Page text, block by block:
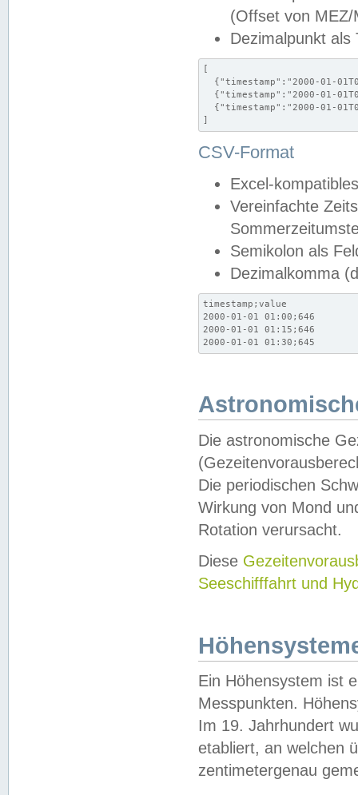
(Offset von MEZ/
Dezimalpunkt als
[
{"timestamp":"2000-01-
{"timestamp":"2000-01-
{"timestamp":"2000-01-
]
CSV-Format
Excel-
Vereinfachte
Semikolon als
Dezimalkomma
timestamp;value
2000-01-01 01:00;646
2000-01-01 01:15;646
2000-01-01 01:30;645
Die astronomische
Die periodischen
Wirkung von Mond
Rotation verursacht.
Diese
Seeschifffahrt und
Ein Höhensystem ist
Messpunkten.
Im 19. Jahrhundert
etabliert, an welchen
zentimetergenau